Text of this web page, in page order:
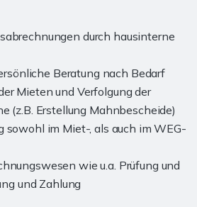
durch hausinterne
Beratung nach Bedarf
Mieten und Verfolgung der
(z.B. Erstellung Mahnbescheide)
sowohl im Miet-, als auch im WEG-
wie u.a. Prüfung und
und Zahlung